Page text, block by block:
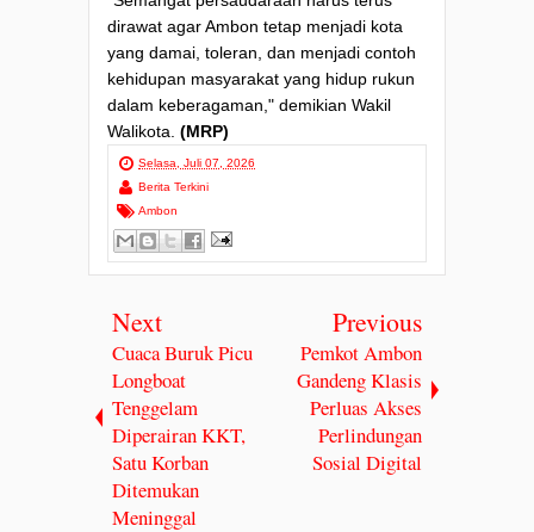
dirawat agar Ambon tetap menjadi kota
yang damai, toleran, dan menjadi contoh
kehidupan masyarakat yang hidup rukun
dalam keberagaman," demikian Wakil
Walikota. (MRP)
Selasa, Juli 07, 2026
Berita Terkini
Ambon
Next
Cuaca Buruk Picu
Longboat
Tenggelam
Diperairan KKT,
Satu Korban
Ditemukan
Meninggal
Previous
Pemkot Ambon
Gandeng Klasis
Perluas Akses
Perlindungan
Sosial Digital